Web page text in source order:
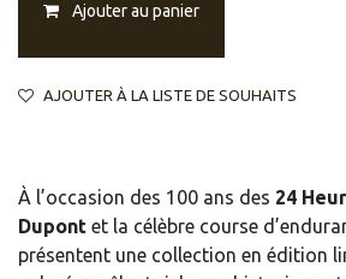
Ajouter au panier
AJOUTER À LA LISTE DE SOUHAITS
À l’occasion des 100 ans des 24
Dupont et la célèbre course
présentent une collection en édition